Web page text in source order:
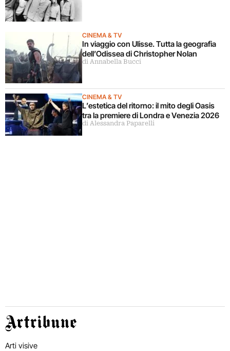
CINEMA & TV
In viaggio con Ulisse. Tutta la geografia
dell’Odissea di Christopher Nolan
di Annabella Bucci
CINEMA & TV
L’estetica del ritorno: il mito degli Oasis
tra la premiere di Londra e Venezia 2026
di Alessandra Paparelli
Artribune
Arti visive